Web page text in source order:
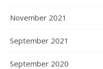
November 2021
September 2021
September 2020